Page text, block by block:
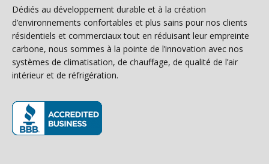
Dédiés au développement durable et à la création
d’environnements confortables et plus sains pour nos clients
résidentiels et commerciaux tout en réduisant leur empreinte
carbone, nous sommes à la pointe de l’innovation avec nos
systèmes de climatisation, de chauffage, de qualité de l’air
intérieur et de réfrigération.